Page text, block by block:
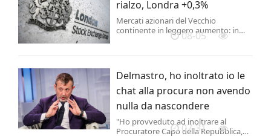
rialzo, Londra +0,3%
Mercati azionari del Vecchio
continente in leggero aumento: in
apertura le Borse migliori sono quelle
di mezzo punto percentuale. In rialzo
Amsterdam e dello 0,1% Parigi. .
08-05
Delmastro, ho inoltrato io le
chat alla procura non avendo
nulla da nascondere
"Ho provveduto ad inoltrare al
Procuratore Capo della Repubblica,
07-31